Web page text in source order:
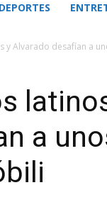
DEPORTES
y Alvarado desafían a
a